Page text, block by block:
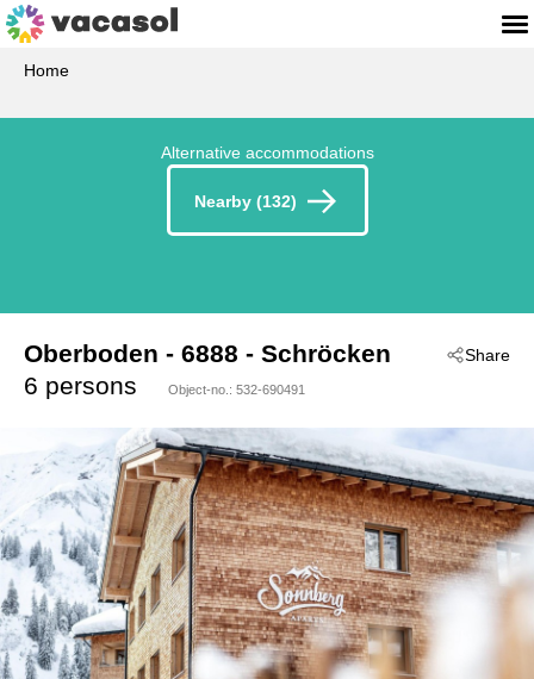
Home
Alternative accommodations
Nearby (132)
Share
Oberboden - 6888 - Schröcken
6 persons
Object-no.: 532-690491